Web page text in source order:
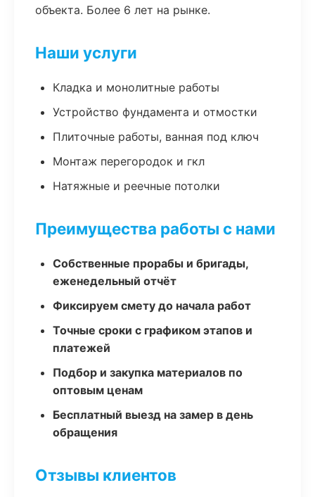
объекта. Более 6 лет на рынке.
Наши услуги
Кладка и монолитные работы
Устройство фундамента и отмостки
Плиточные работы, ванная под ключ
Монтаж перегородок и гкл
Натяжные и реечные потолки
Преимущества работы с нами
Собственные прорабы и бригады,
еженедельный отчёт
Фиксируем смету до начала работ
Точные сроки с графиком этапов и
платежей
Подбор и закупка материалов по
оптовым ценам
Бесплатный выезд на замер в день
обращения
Отзывы клиентов